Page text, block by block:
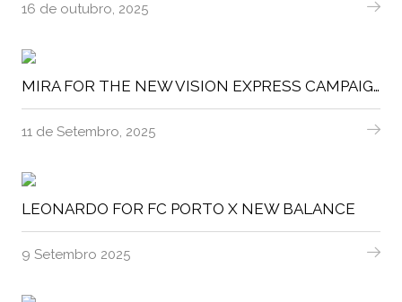
16 de outubro, 2025
MIRA FOR THE NEW VISION EXPRESS CAMPAIGN
11 de Setembro, 2025
LEONARDO FOR FC PORTO X NEW BALANCE
9 Setembro 2025